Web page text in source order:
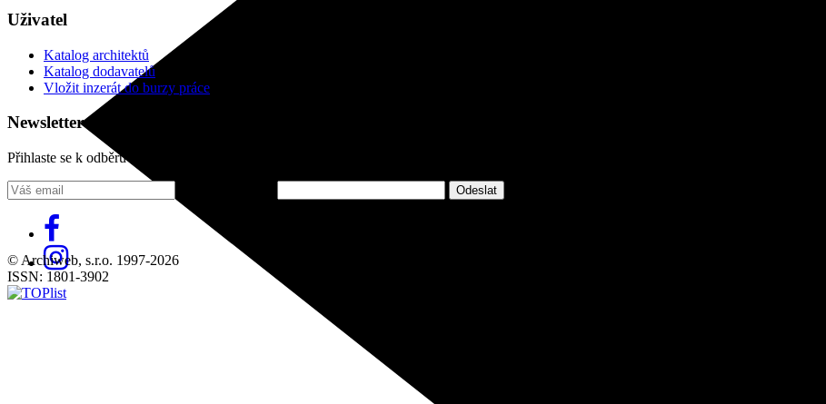
Uživatel
Katalog architektů
Katalog dodavatelů
Vložit inzerát do burzy práce
Newsletter
Přihlaste se k odběru našeho pravidelného týdenního newsletteru:
© Archiweb, s.r.o. 1997-2026
ISSN: 1801-3902